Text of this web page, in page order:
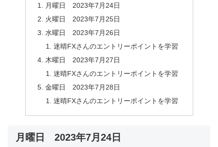
月曜日 2023年7月24日
火曜日 2023年7月25日
水曜日 2023年7月26日
迷晴FXさんのエントリーポイントを学習
木曜日 2023年7月27日
迷晴FXさんのエントリーポイントを学習
金曜日 2023年7月28日
迷晴FXさんのエントリーポイントを学習
月曜日 2023年7月24日